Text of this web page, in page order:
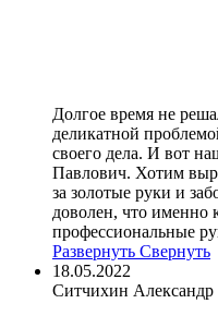
Долгое время не
деликатной
своего дела. И вот
Павлович. Хотим
за золотые руки и
доволен, что
профессиональные
Развернуть Свернуть
18.05.2022
Ситчихин Александр